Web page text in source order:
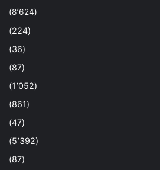
(8٬624)
(224)
(36)
(87)
(1٬052)
(861)
(47)
(5٬392)
(87)